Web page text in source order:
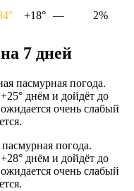
+18° — 2%
7 дней
пасмурная погода.
днём и дойдёт до
очень слабый
погода.
днём и дойдёт до
очень слабый